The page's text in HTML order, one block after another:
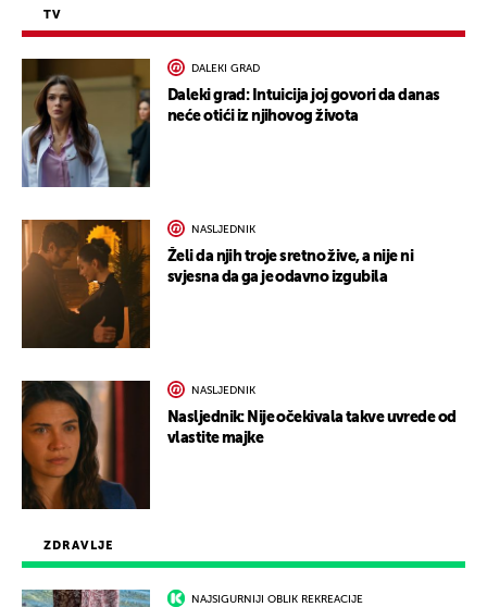
ZDRAVLJE
NAJSIGURNIJI OBLIK REKREACIJE
TV
DALEKI GRAD
Daleki grad: Intuicija joj govori da danas
neće otići iz njihovog života
NASLJEDNIK
Želi da njih troje sretno žive, a nije ni
svjesna da ga je odavno izgubila
NASLJEDNIK
Nasljednik: Nije očekivala takve uvrede od
vlastite majke